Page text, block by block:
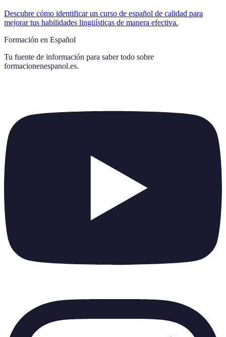
Descubre cómo identificar un curso de español de calidad para
mejorar tus habilidades lingüísticas de manera efectiva.
Formación en Español
Tu fuente de información para saber todo sobre
formacionenespanol.es.